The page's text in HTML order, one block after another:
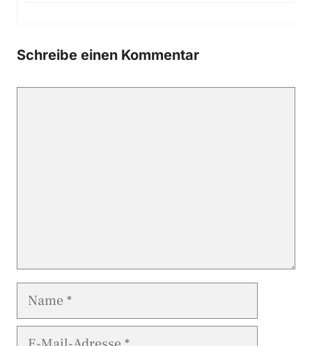
Schreibe einen Kommentar
Name
E-